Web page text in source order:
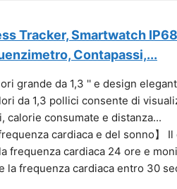
Tracker, Smartwatch
Contapassi,...
grande da 1,3 '' e design
da 1,3 pollici consente di
calorie consumate e distanza...
cardiaca e del sonno】
frequenza cardiaca 24 ore e
la frequenza cardiaca entro 30